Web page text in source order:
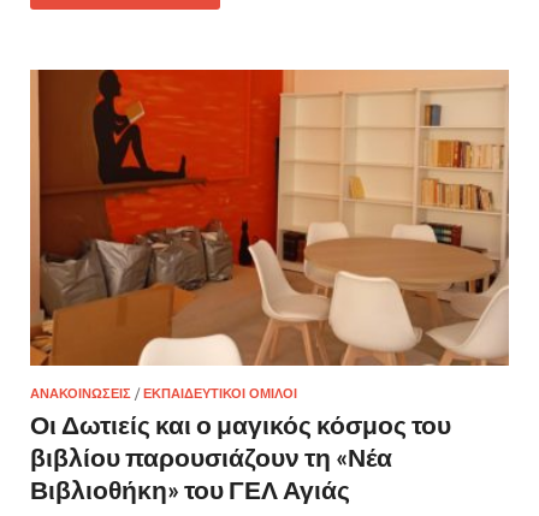
ΑΝΑΚΟΙΝΏΣΕΙΣ /ΕΚΠΑΙΔΕΥΤΙΚΟΊ ΌΜΙΛΟΙ
Οι Δωτιείς και ο μαγικός κόσμος του
βιβλίου παρουσιάζουν τη «Νέα
Βιβλιοθήκη» του ΓΕΛ Αγιάς